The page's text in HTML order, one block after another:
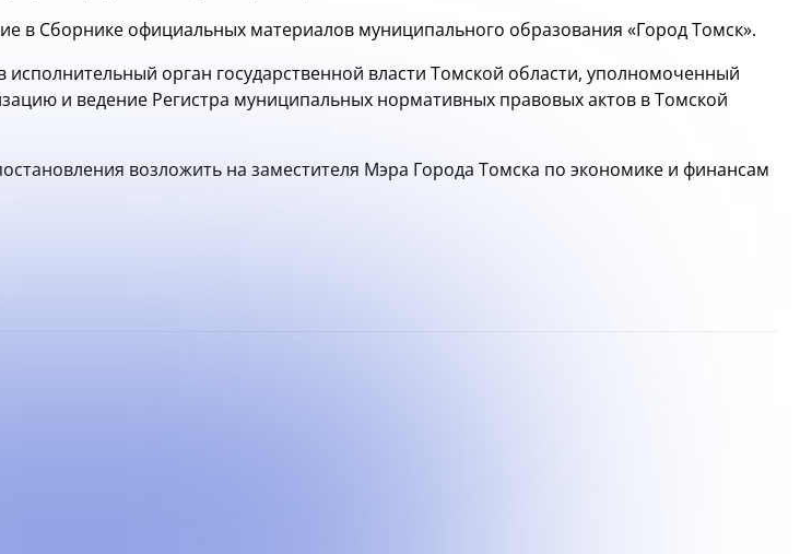
в Сборнике официальных материалов муниципального образования «Город Томск».
орган государственной власти Томской области, уполномоченный
и ведение Регистра муниципальных нормативных правовых актов в Томской
возложить на заместителя Мэра Города Томска по экономике и финансам